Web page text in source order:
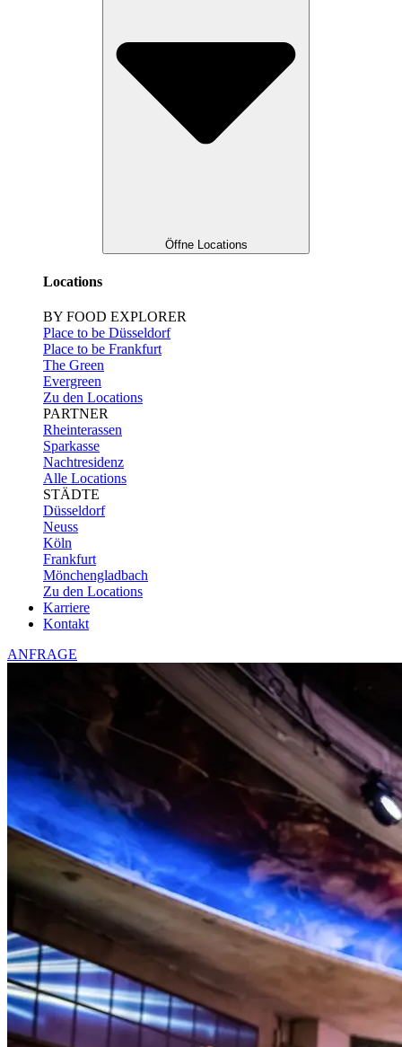
Öffne Locations
Locations
BY FOOD EXPLORER
Place to be Düsseldorf
Place to be Frankfurt
The Green
Evergreen
Zu den Locations
PARTNER
Rheinterassen
Sparkasse
Nachtresidenz
Alle Locations
STÄDTE
Düsseldorf
Neuss
Köln
Frankfurt
Mönchengladbach
Zu den Locations
Karriere
Kontakt
ANFRAGE